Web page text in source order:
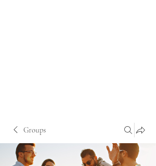
Groups